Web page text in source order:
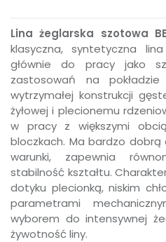
Lina żeglarska szotowa
klasyczna, syntetyczna
głównie do pracy jako
zastosowań na
wytrzymałej konstrukcji
żyłowej i plecionemu
w pracy z większymi
bloczkach. Ma bardzo
warunki, zapewnia
stabilność kształtu.
dotyku plecionką, niskim
parametrami
wyborem do intensywnej
żywotność liny.